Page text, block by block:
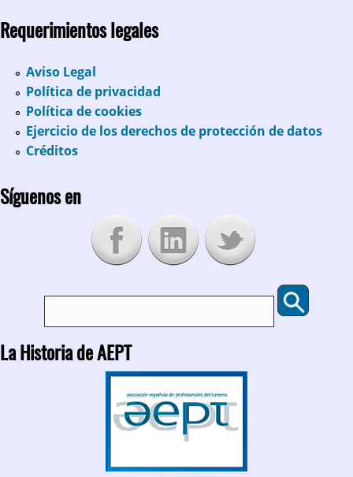
Requerimientos legales
Aviso Legal
Política de privacidad
Política de cookies
Ejercicio de los derechos de protección de datos
Créditos
Síguenos en
La Historia de AEPT